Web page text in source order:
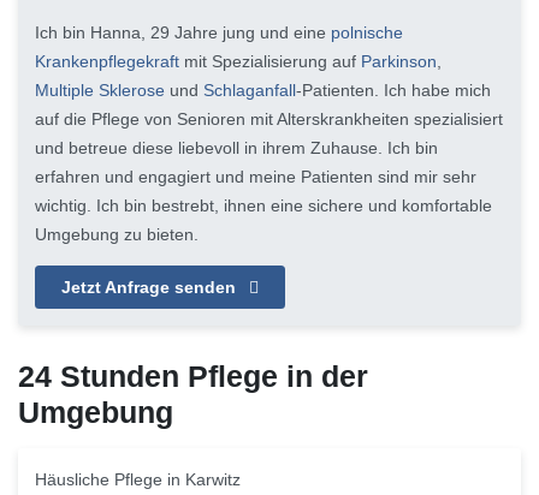
Ich bin Hanna, 29 Jahre jung und eine polnische
Krankenpflegekraft mit Spezialisierung auf Parkinson
Multiple Sklerose und Schlaganfall-Patienten. Ich habe mich
auf die Pflege von Senioren mit Alterskrankheiten spezialisiert
und betreue diese liebevoll in ihrem Zuhause. Ich bin
erfahren und engagiert und meine Patienten sind mir sehr
wichtig. Ich bin bestrebt, ihnen eine sichere und komfortable
Umgebung zu bieten.
Jetzt Anfrage senden
24 Stunden Pflege in der
Umgebung
Häusliche Pflege in Karwitz